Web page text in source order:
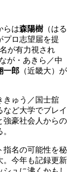
らは森陽樹 （はる
プロ志望届を提
が有力視され
なが・あきら／中
一郎 （近畿大）が
きゅう／国士舘
など大学でブレイ
強豪社会人からの
指名の可能性を秘
。今年も記録更新